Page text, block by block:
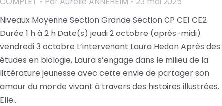
Niveaux Moyenne Section Grande Section CP CE1 CE2
Durée 1 h à 2 h Date(s) jeudi 2 octobre (après-midi)
vendredi 3 octobre L’intervenant Laura Hedon Après des
études en biologie, Laura s’engage dans le milieu de la
littérature jeunesse avec cette envie de partager son
amour du monde vivant à travers des histoires illustrées.
Elle…